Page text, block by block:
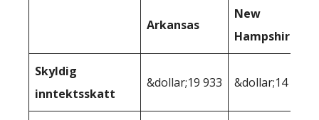
Arkansas
New
Hampshire
Skyldig
inntektsskatt
&dollar;19 933 &dollar;14 768